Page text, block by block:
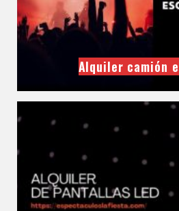
Alquiler camión